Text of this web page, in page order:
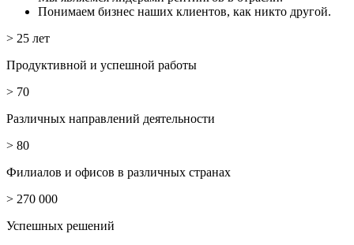
Понимаем бизнес наших клиентов, как никто другой.
> 25 лет
Продуктивной и успешной работы
> 70
Различных направлений деятельности
> 80
Филиалов и офисов в различных странах
> 270 000
Успешных решений